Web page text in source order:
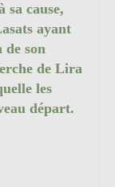
sa cause,
ayant
son
de Lira
les
départ.